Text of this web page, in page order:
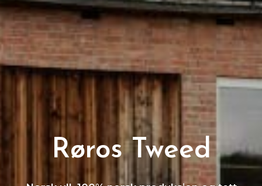
Røros Tweed